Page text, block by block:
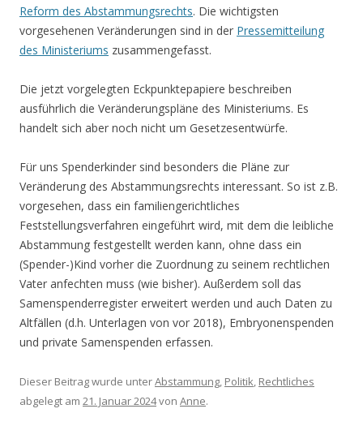
Reform des Abstammungsrechts. Die wichtigsten
vorgesehenen Veränderungen sind in der Pressemitteilung
des Ministeriums zusammengefasst.
Die jetzt vorgelegten Eckpunktepapiere beschreiben
ausführlich die Veränderungspläne des Ministeriums. Es
handelt sich aber noch nicht um Gesetzesentwürfe.
Für uns Spenderkinder sind besonders die Pläne zur
Veränderung des Abstammungsrechts interessant. So ist z.B.
vorgesehen, dass ein familiengerichtliches
Feststellungsverfahren eingeführt wird, mit dem die leibliche
Abstammung festgestellt werden kann, ohne dass ein
(Spender-)Kind vorher die Zuordnung zu seinem rechtlichen
Vater anfechten muss (wie bisher). Außerdem soll das
Samenspenderregister erweitert werden und auch Daten zu
Altfällen (d.h. Unterlagen von vor 2018), Embryonenspenden
und private Samenspenden erfassen.
Dieser Beitrag wurde unterAbstammung, Politik, Rechtliches
abgelegt am 21. Januar 2024von Anne.